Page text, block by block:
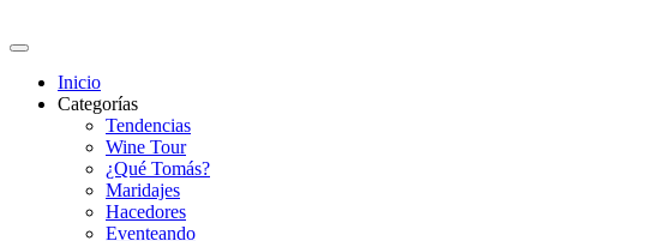
al
Inicio
Categorías
Tendencias
Wine Tour
¿Qué Tomás?
Maridajes
Hacedores
Eventeando